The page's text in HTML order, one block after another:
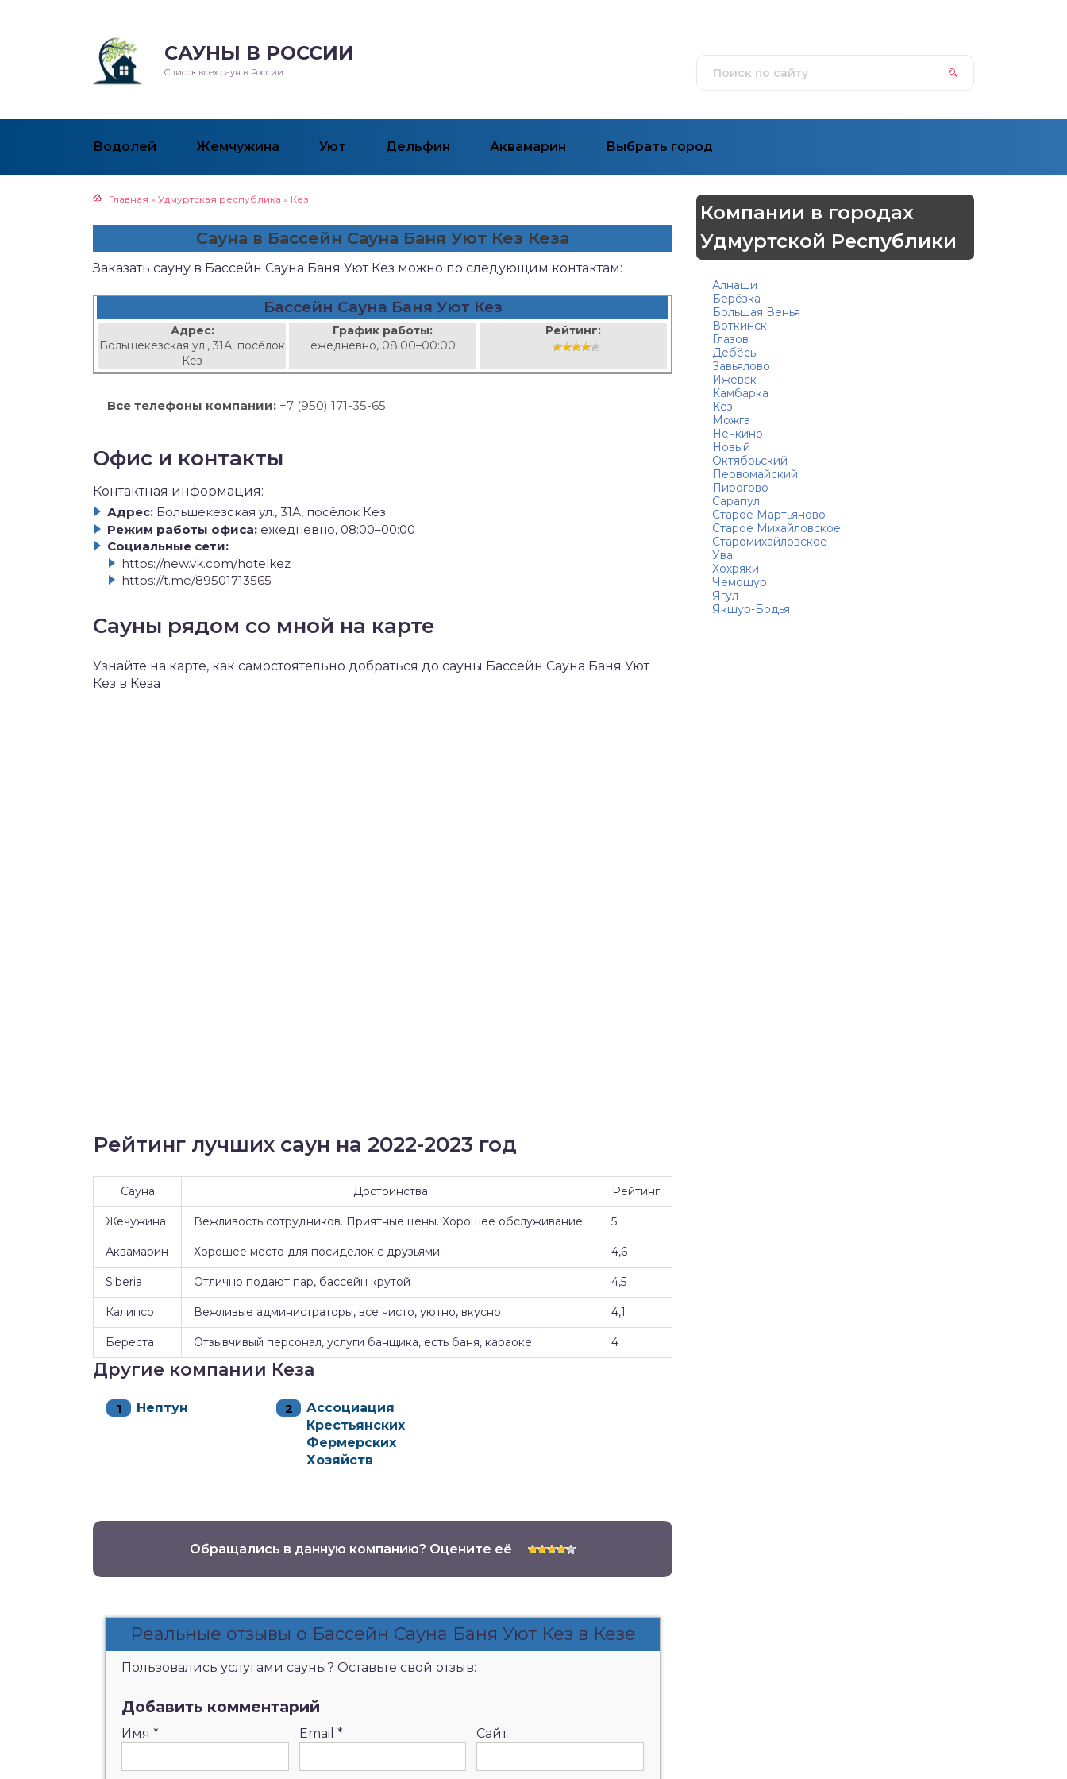
САУНЫ В РОССИИ
Список всех саун в России
Водолей Жемчужина Уют Дельфин Аквамарин Выбрать город
Главная » Удмуртская республика » Кез
Сауна в Бассейн Сауна Баня Уют Кез Кеза
Заказать сауну в Бассейн Сауна Баня Уют Кез можно по следующим контактам:
Бассейн Сауна Баня Уют Кез
Адрес:
Большекезская ул., 31А, посёлок
Кез
График работы:
ежедневно, 08:00–00:00
Рейтинг:
Все телефоны компании: +7 (950) 171-35-65
Офис и контакты
Контактная информация:
Адрес: Большекезская ул., 31А, посёлок Кез
Режим работы офиса: ежедневно, 08:00–00:00
Социальные сети:
https://new.vk.com/hotelkez
https://t.me/89501713565
Сауны рядом со мной на карте
Узнайте на карте, как самостоятельно добраться до сауны Бассейн Сауна Баня Уют
Кез в Кеза
Рейтинг лучших саун на 2022-2023 год
Сауна Достоинства Рейтинг
Жечужина Вежливость сотрудников. Приятные цены. Хорошее обслуживание 5
Аквамарин Хорошее место для посиделок с друзьями. 4,6
Siberia Отлично подают пар, бассейн крутой 4,5
Калипсо Вежливые администраторы, все чисто, уютно, вкусно 4,1
Береста Отзывчивый персонал, услуги банщика, есть баня, караоке 4
Другие компании Кеза
Нептун
Ассоциация
Крестьянских
Фермерских
Хозяйств
Обращались в данную компанию? Оцените её
Реальные отзывы о Бассейн Сауна Баня Уют Кез в Кезе
Пользовались услугами сауны? Оставьте свой отзыв:
Добавить комментарий
Имя * Email * Сайт
Компании в городах
Удмуртской Республики
Алнаши
Берёзка
Большая Венья
Воткинск
Глазов
Дебёсы
Завьялово
Ижевск
Камбарка
Кез
Можга
Нечкино
Новый
Октябрьский
Первомайский
Пирогово
Сарапул
Старое Мартьяново
Старое Михайловское
Старомихайловское
Ува
Хохряки
Чемошур
Ягул
Якшур-Бодья